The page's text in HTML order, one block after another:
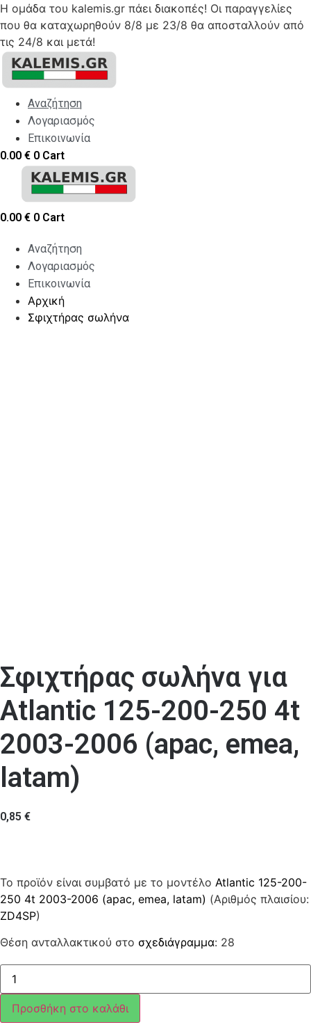
Η ομάδα του kalemis.gr πάει διακοπές! Οι παραγγελίες
που θα καταχωρηθούν 8/8 με 23/8 θα αποσταλλούν από
τις 24/8 και μετά!
Skip
content
Αναζήτηση
Λογαριασμός
Επικοινωνία
0.00 € 0 Cart
0.00 € 0 Cart
Αναζήτηση
Λογαριασμός
Επικοινωνία
Αρχική
Σφιχτήρας σωλήνα
Σφιχτήρας σωλήνα για
Atlantic 125-200-250 4t
2003-2006 (apac, emea,
latam)
0,85 €
Το προϊόν είναι συμβατό με το μοντέλο Atlantic 125-200-
250 4t 2003-2006 (apac, emea, latam) (Αριθμός πλαισίου:
ZD4SP)
Θέση ανταλλακτικού στο σχεδιάγραμμα: 28
Σφιχτήρας
σωλήνα
ποσότητα
Προσθήκη στο καλάθι